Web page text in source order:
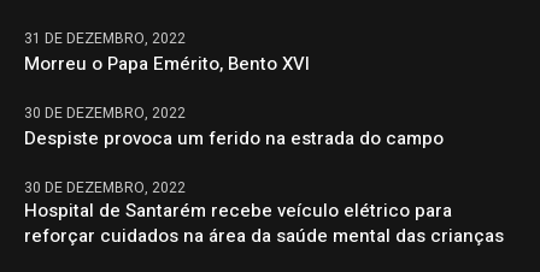
31 DE DEZEMBRO, 2022
Morreu o Papa Emérito, Bento XVI
30 DE DEZEMBRO, 2022
Despiste provoca um ferido na estrada do campo
30 DE DEZEMBRO, 2022
Hospital de Santarém recebe veículo elétrico para
reforçar cuidados na área da saúde mental das crianças